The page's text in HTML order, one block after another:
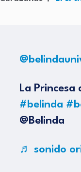
La
#belinda
@Belinda
♬ sonido